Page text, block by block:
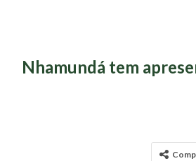
Nhamundá tem